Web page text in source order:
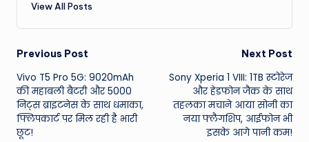
View All Posts
Post
navigation
Previous Post
Vivo T5 Pro 5G: 9020mAh
की महाबली बैटरी और 5000
निट्स ब्राइटनेस के साथ धमाका,
फ्लिपकार्ट पर मिल रही है भारी
छूट!
Next Post
Sony Xperia 1 VIII: 1TB स्टोरेज
और हेडफोन जैक के साथ
तहलका मचाने आया सोनी का
नया फ्लैगशिप, आईफोन भी
इसके आगे पानी कम!